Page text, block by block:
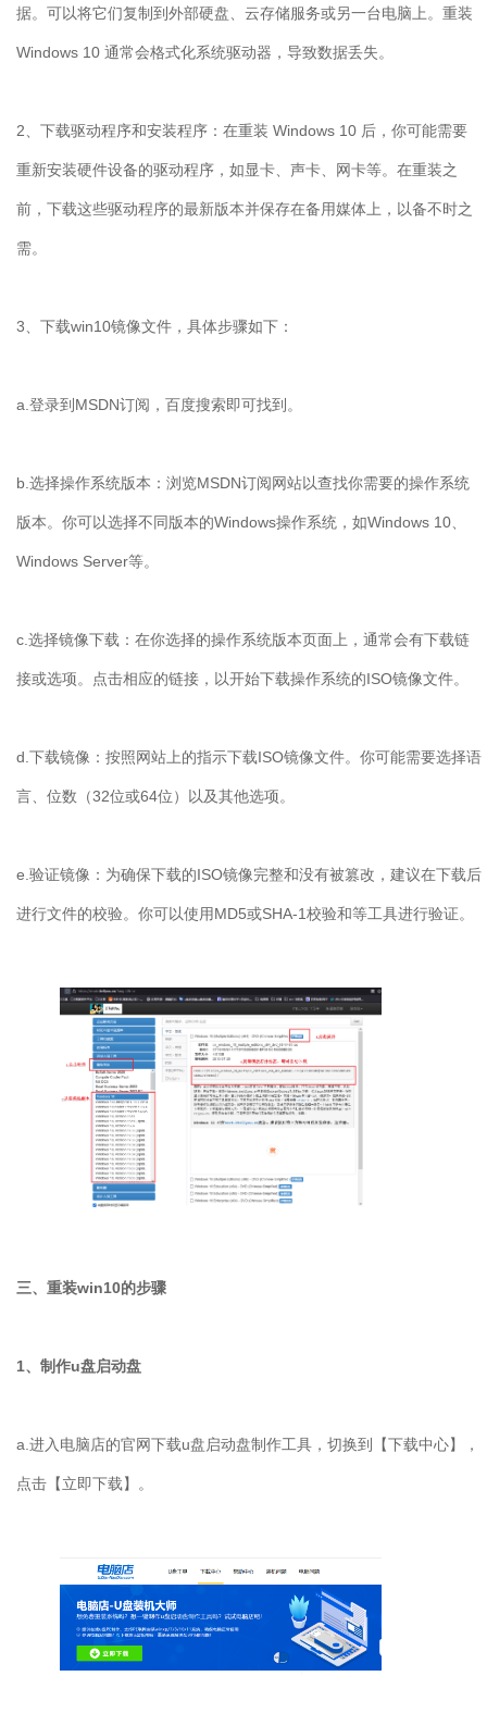
据。可以将它们复制到外部硬盘、云存储服务或另一台电脑上。重装
Windows 10 通常会格式化系统驱动器，导致数据丢失。
2、下载驱动程序和安装程序：在重装 Windows 10 后，你可能需要
重新安装硬件设备的驱动程序，如显卡、声卡、网卡等。在重装之
前，下载这些驱动程序的最新版本并保存在备用媒体上，以备不时之
需。
3、下载win10镜像文件，具体步骤如下：
a.登录到 MSDN订阅，百度搜索即可找到。
b.选择操作系统版本：浏览MSDN订阅网站以查找你需要的操作系统
版本。你可以选择不同版本的Windows操作系统，如Windows 10、
Windows Server等。
c.选择镜像下载：在你选择的操作系统版本页面上，通常会有下载链
接或选项。点击相应的链接，以开始下载操作系统的ISO镜像文件。
d.下载镜像：按照网站上的指示下载ISO镜像文件。你可能需要选择语
言、位数（32位或64位）以及其他选项。
e.验证镜像：为确保下载的ISO镜像完整和没有被篡改，建议在下载后
进行文件的校验。你可以使用MD5或SHA-1校验和等工具进行验证。
三、重装win10的步骤
1、制作u盘启动盘
a. 进入电脑店的官网下载u盘启动盘制作工具，切换到【下载中心】，
点击【立即下载】。